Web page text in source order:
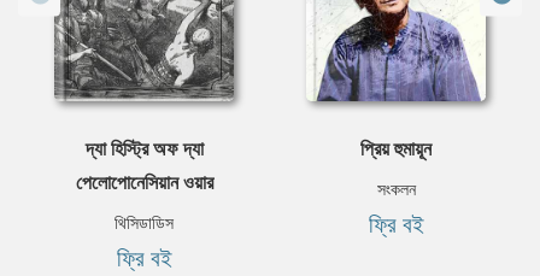
দ্যা হিস্ট্রি অফ দ্যা
পেলোপোনেসিয়ান ওয়ার
থিসিডাডিস
ফ্রি বই
প্রিয় হুমায়ূন
সংকলন
ফ্রি বই